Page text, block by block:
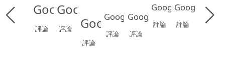
Google
評論
Google
評論 Google
評論
Google
評論
Google
評論
Google
評論
Google
評論